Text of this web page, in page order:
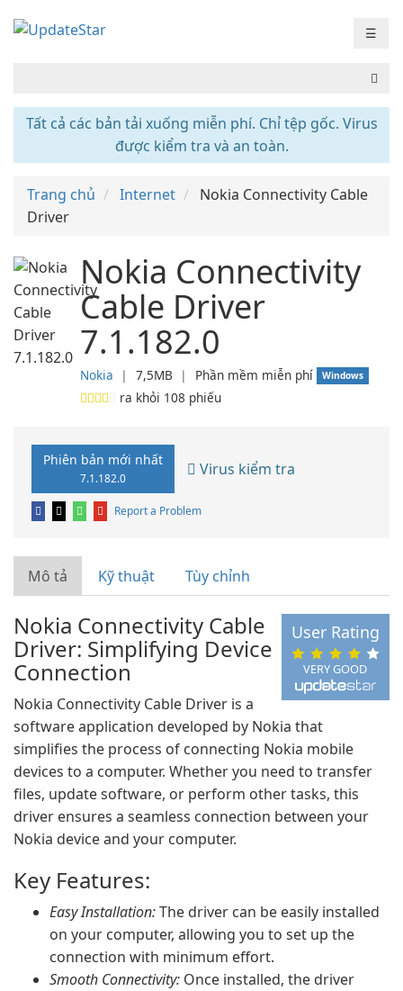
☰
Tất cả các bản tải xuống miễn phí. Chỉ tệp gốc. Virus
được kiểm tra và an toàn.
Trang chủ Internet
Nokia Connectivity Cable
Driver
Nokia Connectivity
Cable Driver
7.1.182.0
Nokia ❘ 7,5MB ❘ Phần mềm miễn phí Windows
ra khỏi 108 phiếu
Phiên bản mới nhất
7.1.182.0 Virus kiểm tra
Report a Problem
Mô tả Kỹ thuật Tùy chỉnh
VERY GOOD
User Rating
Nokia Connectivity Cable
Driver: Simplifying Device
Connection
Nokia Connectivity Cable Driver is a
software application developed by Nokia that
simplifies the process of connecting Nokia mobile
devices to a computer. Whether you need to transfer
files, update software, or perform other tasks, this
driver ensures a seamless connection between your
Nokia device and your computer.
Key Features:
Easy Installation:The driver can be easily installed
on your computer, allowing you to set up the
connection with minimum effort.
Smooth Connectivity: Once installed, the driver